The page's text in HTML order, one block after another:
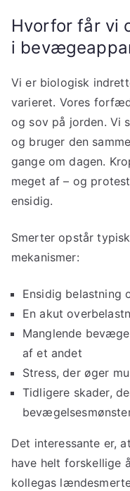
Hvorfor får vi
i
Vi er biologisk
varieret. Vores
og sov på jorden. Vi
og bruger den
gange om dagen.
meget af – og
ensidig.
Smerter opstår
mekanismer:
Ensidig belastning
En akut
Manglende
af et andet
Stress, der øger
Tidligere skader,
Det interessante er,
have helt forskellige
kollegas